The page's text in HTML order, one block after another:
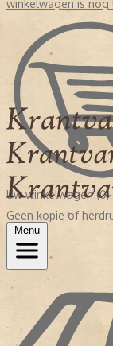
winkelwagen is nog
Uw winkelwagen (0)
Geen kopie of
Menu